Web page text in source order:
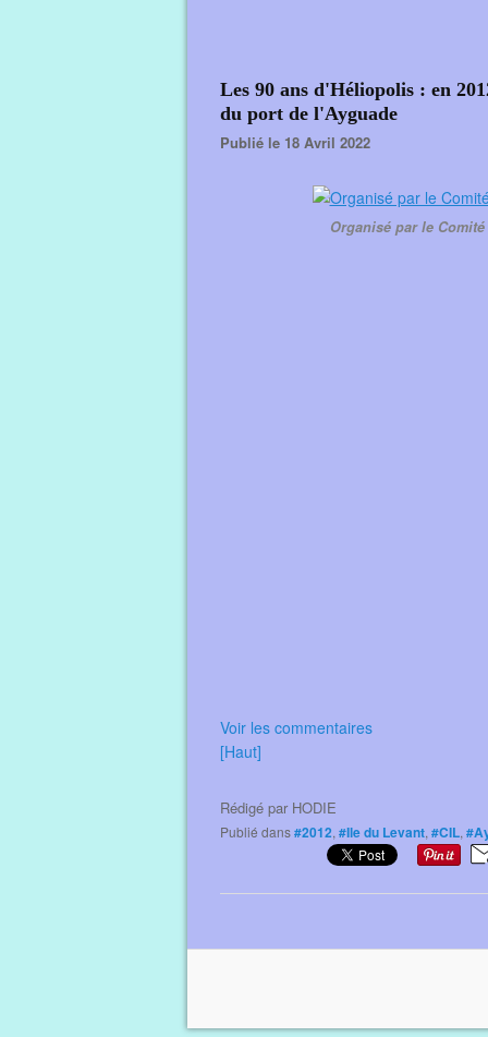
Les 90 ans d'Héliopolis : en
du port de l'Ayguade
Publié le 18 Avril 2022
Organisé par le
Voir les commentaires
[Haut]
Rédigé par HODIE
Publié dans#2012, #Ile du Levant, #CIL,